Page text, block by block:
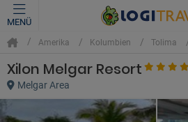
MENÜ
Amerika Kolumbien Tolima
Xilon Melgar Resort
Melgar Area